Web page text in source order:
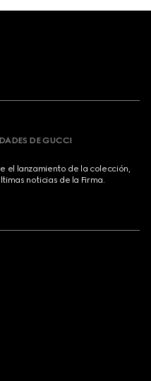
DE GUCCI
el lanzamiento de la colección,
noticias de la Firma.